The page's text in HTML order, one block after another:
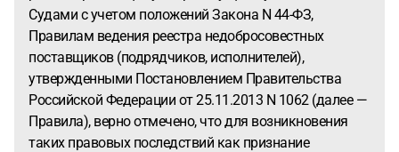
Судами с учетом положений Закона N 44-ФЗ,
Правилам ведения реестра недобросовестных
поставщиков (подрядчиков, исполнителей),
утвержденными Постановлением Правительства
Российской Федерации от 25.11.2013 N 1062 (далее —
Правила), верно отмечено, что для возникновения
таких правовых последствий как признание